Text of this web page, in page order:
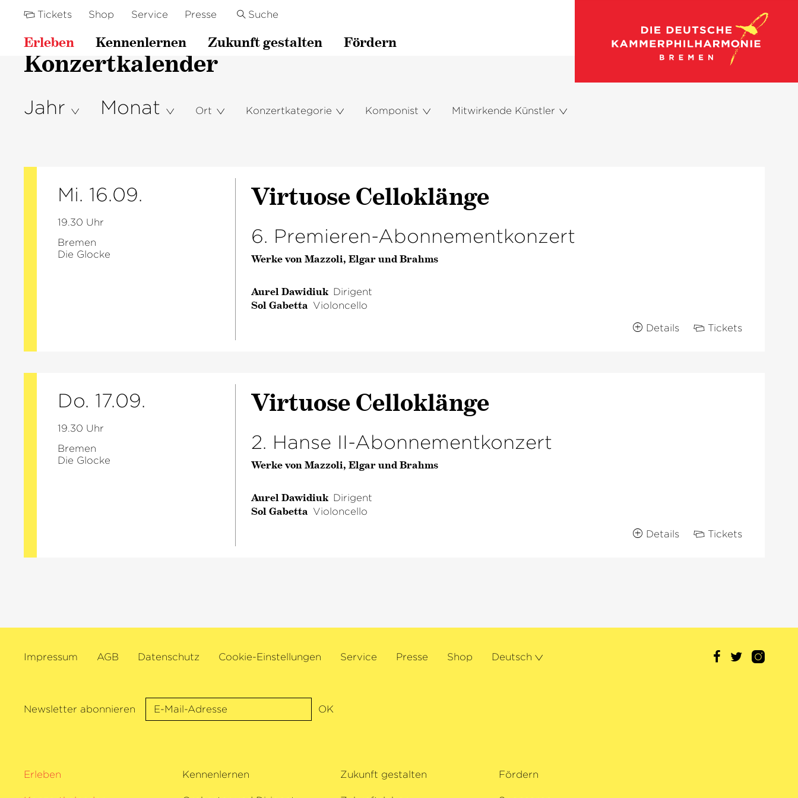
Tickets Shop Service Presse Suche
Erleben Kennenlernen Zukunft gestalten Fördern
Konzertkalender
Jahr Monat Ort Konzertkategorie Komponist Mitwirkende Künstler
Mi. 16.09.
19.30 Uhr
Bremen
Die Glocke
Virtuose Celloklänge
6. Premieren-Abonnementkonzert
Werke von Mazzoli, Elgar und Brahms
Aurel Dawidiuk Dirigent
Sol Gabetta Violoncello
Details
Tickets
Do. 17.09.
19.30 Uhr
Bremen
Die Glocke
Virtuose Celloklänge
2. Hanse II-Abonnementkonzert
Werke von Mazzoli, Elgar und Brahms
Aurel Dawidiuk Dirigent
Sol Gabetta Violoncello
Details
Tickets
Impressum AGB Datenschutz Cookie-Einstellungen Service Presse Shop Deutsch
Newsletter abonnieren OK
Erleben Kennenlernen Zukunft gestalten Fördern